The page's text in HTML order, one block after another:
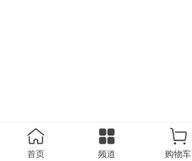
首页 频道 购物车